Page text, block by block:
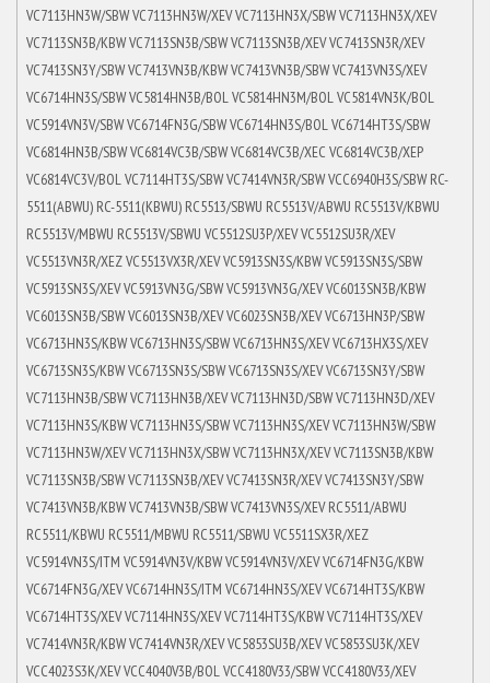
VC7113HN3W/SBW VC7113HN3W/XEV VC7113HN3X/SBW VC7113HN3X/XEV
VC7113SN3B/KBW VC7113SN3B/SBW VC7113SN3B/XEV VC7413SN3R/XEV
VC7413SN3Y/SBW VC7413VN3B/KBW VC7413VN3B/SBW VC7413VN3S/XEV
VC6714HN3S/SBW VC5814HN3B/BOL VC5814HN3M/BOL VC5814VN3K/BOL
VC5914VN3V/SBW VC6714FN3G/SBW VC6714HN3S/BOL VC6714HT3S/SBW
VC6814HN3B/SBW VC6814VC3B/SBW VC6814VC3B/XEC VC6814VC3B/XEP
VC6814VC3V/BOL VC7114HT3S/SBW VC7414VN3R/SBW VCC6940H3S/SBW RC-
5511(ABWU) RC-5511(KBWU) RC5513/SBWU RC5513V/ABWU RC5513V/KBWU
RC5513V/MBWU RC5513V/SBWU VC5512SU3P/XEV VC5512SU3R/XEV
VC5513VN3R/XEZ VC5513VX3R/XEV VC5913SN3S/KBW VC5913SN3S/SBW
VC5913SN3S/XEV VC5913VN3G/SBW VC5913VN3G/XEV VC6013SN3B/KBW
VC6013SN3B/SBW VC6013SN3B/XEV VC6023SN3B/XEV VC6713HN3P/SBW
VC6713HN3S/KBW VC6713HN3S/SBW VC6713HN3S/XEV VC6713HX3S/XEV
VC6713SN3S/KBW VC6713SN3S/SBW VC6713SN3S/XEV VC6713SN3Y/SBW
VC7113HN3B/SBW VC7113HN3B/XEV VC7113HN3D/SBW VC7113HN3D/XEV
VC7113HN3S/KBW VC7113HN3S/SBW VC7113HN3S/XEV VC7113HN3W/SBW
VC7113HN3W/XEV VC7113HN3X/SBW VC7113HN3X/XEV VC7113SN3B/KBW
VC7113SN3B/SBW VC7113SN3B/XEV VC7413SN3R/XEV VC7413SN3Y/SBW
VC7413VN3B/KBW VC7413VN3B/SBW VC7413VN3S/XEV RC5511/ABWU
RC5511/KBWU RC5511/MBWU RC5511/SBWU VC5511SX3R/XEZ
VC5914VN3S/ITM VC5914VN3V/KBW VC5914VN3V/XEV VC6714FN3G/KBW
VC6714FN3G/XEV VC6714HN3S/ITM VC6714HN3S/XEV VC6714HT3S/KBW
VC6714HT3S/XEV VC7114HN3S/XEV VC7114HT3S/KBW VC7114HT3S/XEV
VC7414VN3R/KBW VC7414VN3R/XEV VC5853SU3B/XEV VC5853SU3K/XEV
VCC4023S3K/XEV VCC4040V3B/BOL VCC4180V33/SBW VCC4180V33/XEV